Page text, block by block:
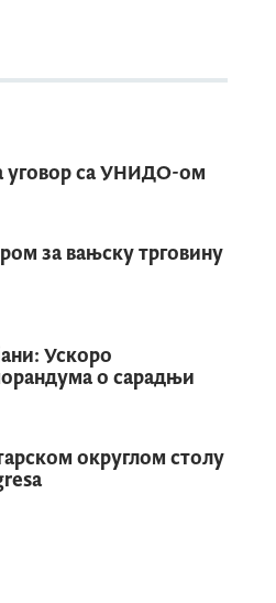
за даље
и инвестиционе
чланица Свјетске
да водеће
за Европу,
уговор са УНИДО-ом
за вањску трговину
Ускоро
о сарадњи
округлом столу